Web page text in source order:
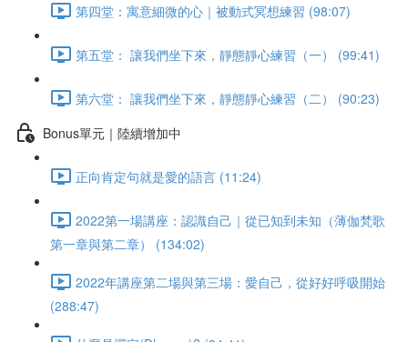
第四堂：寓意細微的心｜被動式冥想練習 (98:07)
第五堂： 讓我們坐下來，靜態靜心練習（一） (99:41)
第六堂： 讓我們坐下來，靜態靜心練習（二） (90:23)
Bonus單元｜陸續增加中
正向肯定句就是愛的語言 (11:24)
2022第一場講座：認識自己｜從已知到未知（薄伽梵歌
第一章與第二章） (134:02)
2022年講座第二場與第三場：愛自己，從好好呼吸開始
(288:47)